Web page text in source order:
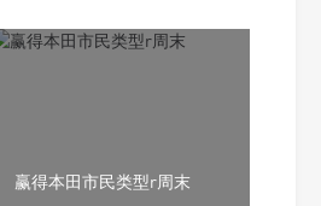
赢得本田市民类型r周末